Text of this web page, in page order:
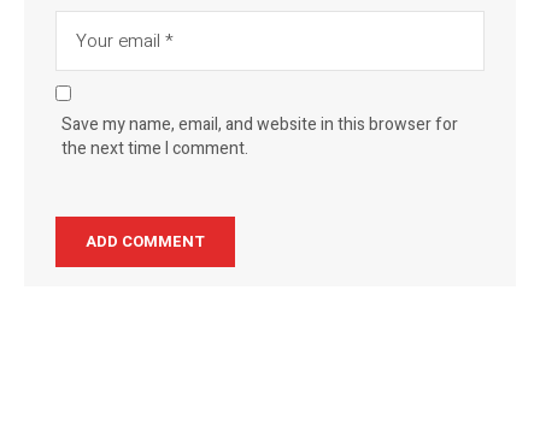
Save my name, email, and website in this browser for
the next time I comment.